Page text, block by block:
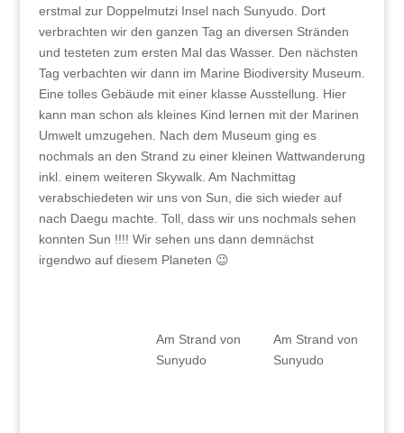
erstmal zur Doppelmutzi Insel nach Sunyudo. Dort
verbrachten wir den ganzen Tag an diversen Stränden
und testeten zum ersten Mal das Wasser. Den nächsten
Tag verbachten wir dann im Marine Biodiversity Museum.
Eine tolles Gebäude mit einer klasse Ausstellung. Hier
kann man schon als kleines Kind lernen mit der Marinen
Umwelt umzugehen. Nach dem Museum ging es
nochmals an den Strand zu einer kleinen Wattwanderung
inkl. einem weiteren Skywalk. Am Nachmittag
verabschiedeten wir uns von Sun, die sich wieder auf
nach Daegu machte. Toll, dass wir uns nochmals sehen
konnten Sun !!!! Wir sehen uns dann demnächst
irgendwo auf diesem Planeten 😉
Am Strand von
Sunyudo
Am Strand von
Sunyudo